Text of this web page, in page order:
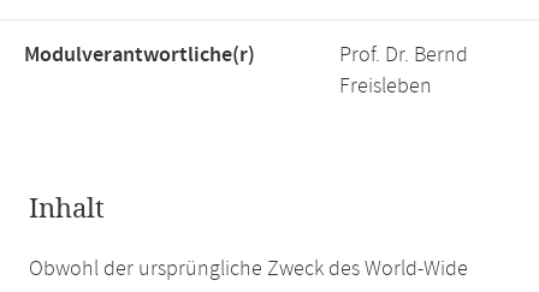
Modulverantwortliche(r)
Prof. Dr. Bernd
Freisleben
Inhalt
Obwohl der ursprüngliche Zweck des World-Wide